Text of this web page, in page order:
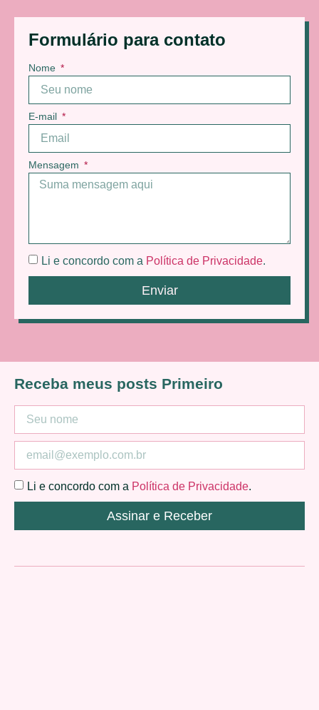
Formulário para contato
Nome
E-mail
Mensagem
Li e concordo com a Política de Privacidade
Enviar
Receba meus posts Primeiro
Li e concordo com a Política de Privacidade
Assinar e Receber